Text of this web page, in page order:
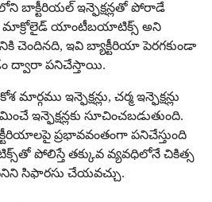
బాక్టీరియల్ ఇన్ఫెక్షన్లతో పోరాడే
యాంటీబయాటిక్స్ అని
చెందినది, ఇవి బ్యాక్టీరియా పెరగకుండా
ద్వారా పనిచేస్తాయి.
ఇన్ఫెక్షన్లు, చర్మ ఇన్ఫెక్షన్లు
ఇన్ఫెక్షన్లకు సూచించబడుతుంది.
ప్రభావవంతంగా పనిచేస్తుంది
పోలిస్తే తక్కువ వ్యవధిలోనే చికిత్స
సిఫారసు చేయవచ్చు.